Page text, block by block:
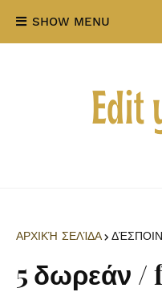
SHOW MENU
ΑΡΧΙΚΉ ΣΕΛΊΔΑ
5 δωρεάν /